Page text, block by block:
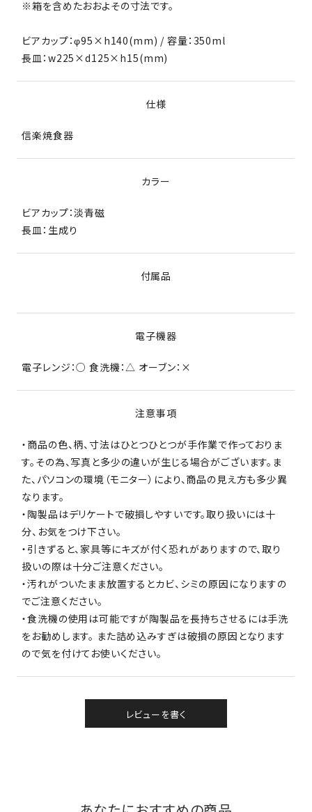
※箱を含めたおおよその寸法です。
ビアカップ：φ95×h140(mm) / 容量：350ml
長皿：w225×d125×h15(mm)
仕様
信楽焼食器
カラー
ビアカップ：淡青磁
長皿：生成り
付属品
電子機器
電子レンジ：○ 食洗機：△ オーブン：×
注意事項
・商品の色、柄、寸法はひとつひとつが手作業で作っておりま
す。その為、写真と多少の違いが生じる場合がございます。ま
た、パソコンの環境（モニター）により、商品の見え方も多少異
なります。
・陶製品はデリケートで破損しやすいです。取り扱いには十
分、お気をつけ下さい。
・引きずると、家具等にキズが付く恐れがありますので、取り
扱いの際は十分ご注意ください。
・汚れがついたまま放置するとカビ、シミの原因になりますの
でご注意ください。
・食洗機の使用は可能ですが陶製品を長持ちさせるには手洗
をお勧めします。 また詰め込みすぎは破損の原因となります
ので気を付けてお使いください。
レビューを書く